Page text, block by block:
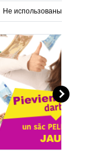
Не использованы